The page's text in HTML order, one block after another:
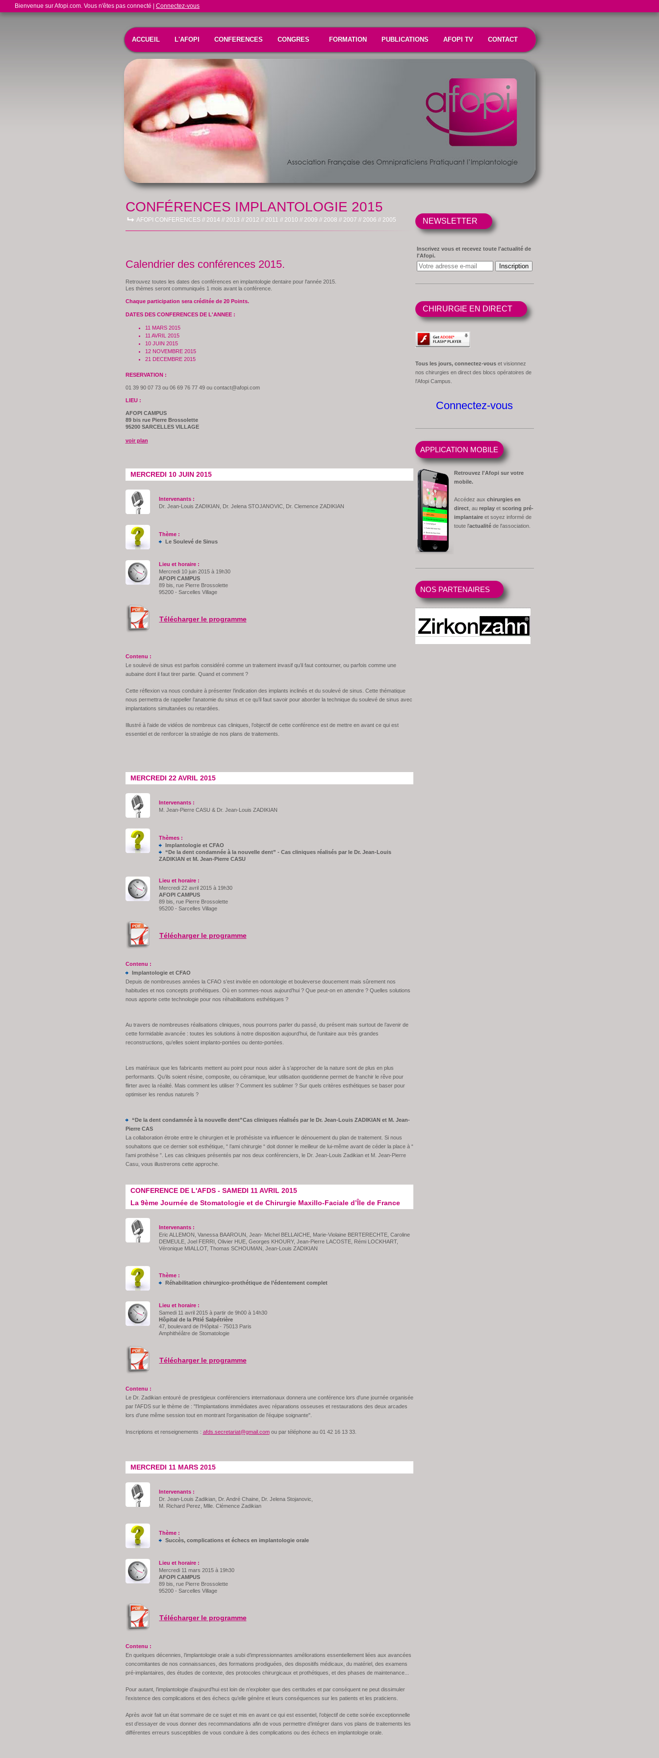
Bienvenue sur Afopi.com. Vous n'êtes pas connecté | Connectez-vous
ACCUEIL L'AFOPI CONFERENCES CONGRES FORMATION PUBLICATIONS AFOPI TV CONTACT
CONFÉRENCES IMPLANTOLOGIE 2015
AFOPI CONFERENCES // 2014 // 2013 // 2012 // 2011 // 2010 // 2009 // 2008 // 2007 // 2006 // 2005
Calendrier des conférences 2015.
Retrouvez toutes les dates des conférences en implantologie dentaire pour l'année 2015.
Les thèmes seront communiqués 1 mois avant la conférence.
Chaque participation sera créditée de 20 Points.
DATES DES CONFERENCES DE L'ANNEE :
11 MARS 2015
11 AVRIL 2015
10 JUIN 2015
12 NOVEMBRE 2015
21 DECEMBRE 2015
RESERVATION :
01 39 90 07 73 ou 06 69 76 77 49 ou contact@afopi.com
LIEU :
AFOPI CAMPUS
89 bis rue Pierre Brossolette
95200 SARCELLES VILLAGE
voir plan
MERCREDI 10 JUIN 2015
Intervenants :
Dr. Jean-Louis ZADIKIAN, Dr. Jelena STOJANOVIC, Dr. Clemence ZADIKIAN
Thème :
Le Soulevé de Sinus
Lieu et horaire :
Mercredi 10 juin 2015 à 19h30
AFOPI CAMPUS
89 bis, rue Pierre Brossolette
95200 - Sarcelles Village
Télécharger le programme
Contenu :
Le soulevé de sinus est parfois considéré comme un traitement invasif qu’il faut contourner, ou parfois comme une
aubaine dont il faut tirer partie. Quand et comment ?
Cette réflexion va nous conduire à présenter l’indication des implants inclinés et du soulevé de sinus. Cette thématique
nous permettra de rappeller l’anatomie du sinus et ce qu’il faut savoir pour aborder la technique du soulevé de sinus avec
implantations simultanées ou retardées.
Illustré à l’aide de vidéos de nombreux cas cliniques, l’objectif de cette conférence est de mettre en avant ce qui est
essentiel et de renforcer la stratégie de nos plans de traitements.
MERCREDI 22 AVRIL 2015
Intervenants :
M. Jean-Pierre CASU & Dr. Jean-Louis ZADIKIAN
Thèmes :
Implantologie et CFAO
“De la dent condamnée à la nouvelle dent” - Cas cliniques réalisés par le Dr. Jean-Louis
ZADIKIAN et M. Jean-Pierre CASU
Lieu et horaire :
Mercredi 22 avril 2015 à 19h30
AFOPI CAMPUS
89 bis, rue Pierre Brossolette
95200 - Sarcelles Village
Télécharger le programme
Contenu :
Implantologie et CFAO
Depuis de nombreuses années la CFAO s’est invitée en odontologie et bouleverse doucement mais sûrement nos
habitudes et nos concepts prothétiques. Où en sommes-nous aujourd’hui ? Que peut-on en attendre ? Quelles solutions
nous apporte cette technologie pour nos réhabilitations esthétiques ?
Au travers de nombreuses réalisations cliniques, nous pourrons parler du passé, du présent mais surtout de l’avenir de
cette formidable avancée : toutes les solutions à notre disposition aujourd’hui, de l’unitaire aux très grandes
reconstructions, qu’elles soient implanto-portées ou dento-portées.
Les matériaux que les fabricants mettent au point pour nous aider à s’approcher de la nature sont de plus en plus
performants. Qu’ils soient résine, composite, ou céramique, leur utilisation quotidienne permet de franchir le rêve pour
flirter avec la réalité. Mais comment les utiliser ? Comment les sublimer ? Sur quels critères esthétiques se baser pour
optimiser les rendus naturels ?
“De la dent condamnée à la nouvelle dent”Cas cliniques réalisés par le Dr. Jean-Louis ZADIKIAN et M. Jean-
Pierre CAS
La collaboration étroite entre le chirurgien et le prothésiste va influencer le dénouement du plan de traitement. Si nous
souhaitons que ce dernier soit esthétique, “ l’ami chirurgie “ doit donner le meilleur de lui-même avant de céder la place à “
l’ami prothèse ”. Les cas cliniques présentés par nos deux conférenciers, le Dr. Jean-Louis Zadikian et M. Jean-Pierre
Casu, vous illustrerons cette approche.
CONFERENCE DE L'AFDS - SAMEDI 11 AVRIL 2015
La 9ème Journée de Stomatologie et de Chirurgie Maxillo-Faciale d’Île de France
Intervenants :
Eric ALLEMON, Vanessa BAAROUN, Jean- Michel BELLAICHE, Marie-Violaine BERTERECHTE, Caroline
DEMEULE, Joel FERRI, Olivier HUE, Georges KHOURY, Jean-Pierre LACOSTE, Rémi LOCKHART,
Véronique MIALLOT, Thomas SCHOUMAN, Jean-Louis ZADIKIAN
Thème :
Réhabilitation chirurgico-prothétique de l’édentement complet
Lieu et horaire :
Samedi 11 avril 2015 à partir de 9h00 à 14h30
Hôpital de la Pitié Salpétrière
47, boulevard de l’Hôpital - 75013 Paris
Amphithéâtre de Stomatologie
Télécharger le programme
Contenu :
Le Dr. Zadikian entouré de prestigieux conférenciers internationaux donnera une conférence lors d'une journée organisée
par l'AFDS sur le thème de : "l'Implantations immédiates avec réparations osseuses et restaurations des deux arcades
lors d’une même session tout en montrant l’organisation de l’équipe soignante".
Inscriptions et renseignements : afds.secretariat@gmail.comou par téléphone au 01 42 16 13 33.
MERCREDI 11 MARS 2015
Intervenants :
Dr. Jean-Louis Zadikian, Dr. André Chaine, Dr. Jelena Stojanovic,
M. Richard Perez, Mlle. Clémence Zadikian
Thème :
Succès, complications et échecs en implantologie orale
Lieu et horaire :
Mercredi 11 mars 2015 à 19h30
AFOPI CAMPUS
89 bis, rue Pierre Brossolette
95200 - Sarcelles Village
Télécharger le programme
Contenu :
En quelques décennies, l’implantologie orale a subi d’impressionnantes améliorations essentiellement liées aux avancées
concomitantes de nos connaissances, des formations prodiguées, des dispositifs médicaux, du matériel, des examens
pré-implantaires, des études de contexte, des protocoles chirurgicaux et prothétiques, et des phases de maintenance...
Pour autant, l’implantologie d’aujourd’hui est loin de n’exploiter que des certitudes et par conséquent ne peut dissimuler
l’existence des complications et des échecs qu’elle génère et leurs conséquences sur les patients et les praticiens.
Après avoir fait un état sommaire de ce sujet et mis en avant ce qui est essentiel, l’objectif de cette soirée exceptionnelle
est d’essayer de vous donner des recommandations afin de vous permettre d’intégrer dans vos plans de traitements les
différentes erreurs susceptibles de vous conduire à des complications ou des échecs en implantologie orale.
NEWSLETTER
Inscrivez vous et recevez toute l'actualité de
l'Afopi.
CHIRURGIE EN DIRECT
Tous les jours, connectez-vouset visionnez
nos chirurgies en direct des blocs opératoires de
l'Afopi Campus.
Connectez-vous
APPLICATION MOBILE
Retrouvez l'Afopi sur votre
mobile.
Accédez auxchirurgies en
direct , aureplay etscoring pré-
implantaire et soyez informé de
toute l'actualité de l'association.
NOS PARTENAIRES